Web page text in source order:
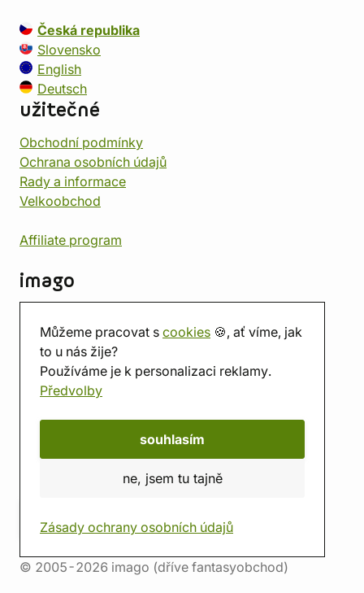
Můžeme pracovat s cookies 🍪, ať víme, jak
to u nás žije?
Používáme je k personalizaci reklamy.
Předvolby
souhlasím
ne, jsem tu tajně
Zásady ochrany osobních údajů
Česká republika
Slovensko
English
Deutsch
užitečné
Obchodní podmínky
Ochrana osobních údajů
Rady a informace
Velkoobchod
Affiliate program
imago
Prodejna
Herna
O nás
Hodnocení obchodu
© 2005-2026 imago (dříve fantasyobchod)